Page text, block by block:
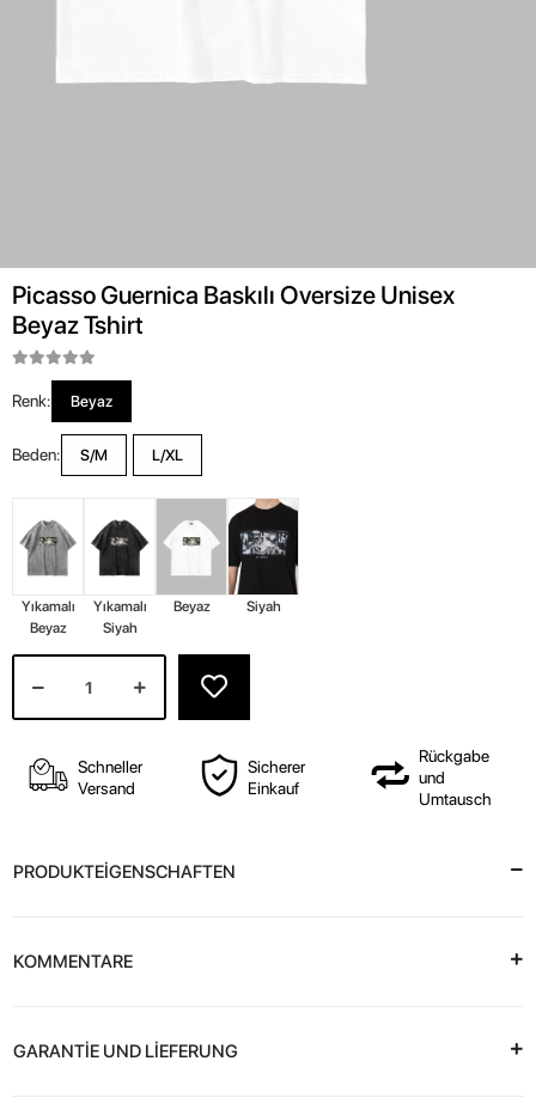
Picasso Guernica Baskılı Oversize Unisex
Beyaz Tshirt
Renk: Beyaz
Beden: S/M L/XL
Yıkamalı
Beyaz
Yıkamalı
Siyah
Beyaz Siyah
Schneller
Versand
Sicherer
Einkauf
Rückgabe
und
Umtausch
PRODUKTEİGENSCHAFTEN
KOMMENTARE
GARANTİE UND LİEFERUNG